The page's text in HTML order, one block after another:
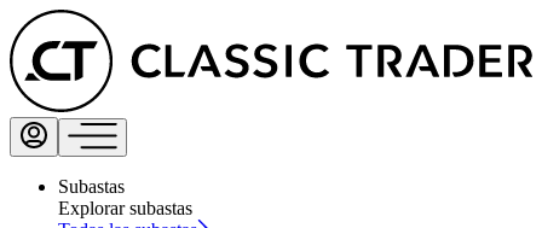
Subastas
Explorar subastas